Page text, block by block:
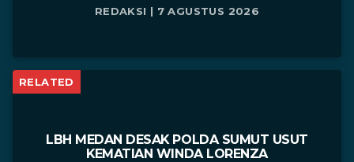
REDAKSI | 7 AGUSTUS 2026
RELATED
LBH MEDAN DESAK POLDA SUMUT USUT
KEMATIAN WINDA LORENZA